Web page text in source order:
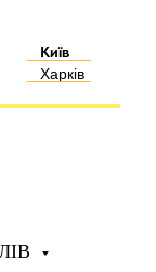
Київ
Харків